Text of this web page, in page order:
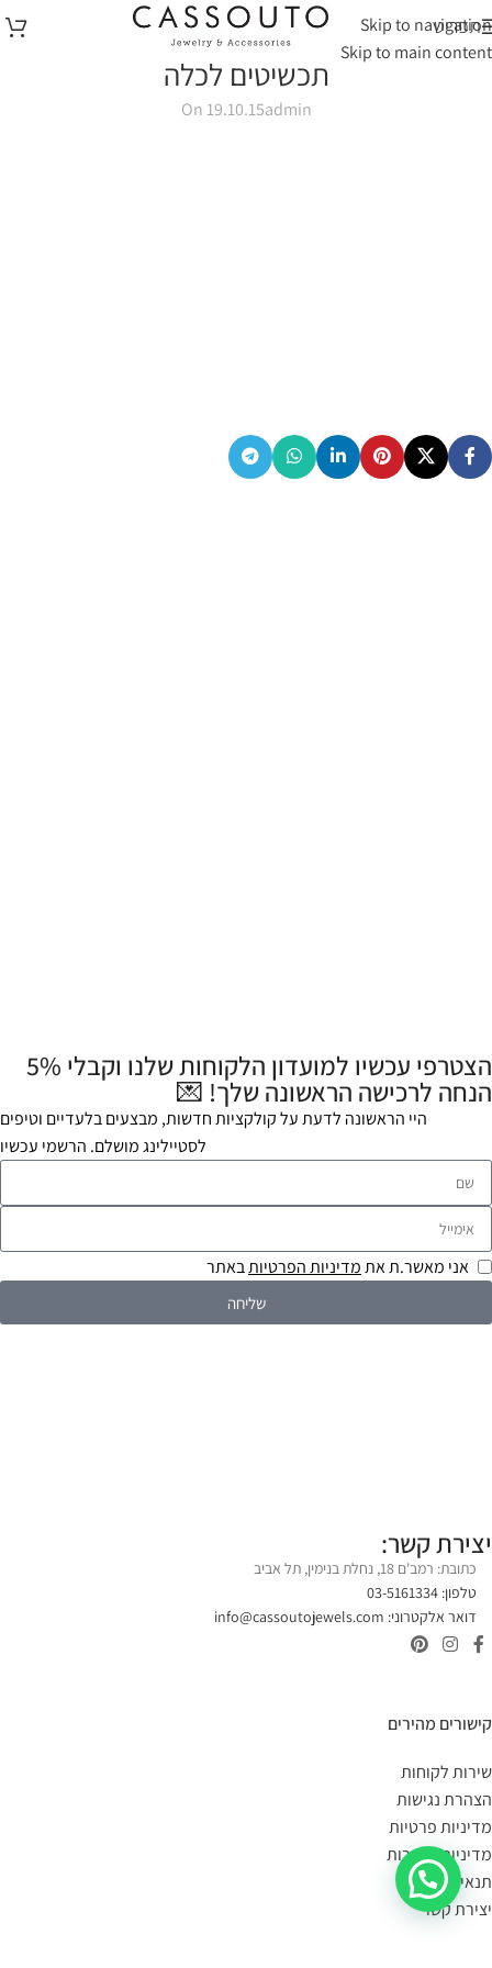
Skip to navigation
Skip to main content
תפריט
תכשיטים לכלה
admin
On 19.10.15
הצטרפי עכשיו למועדון הלקוחות שלנו וקבלי 5%
הנחה לרכישה הראשונה שלך! 💌
היי הראשונה לדעת על קולקציות חדשות, מבצעים בלעדיים וטיפים
לסטיילינג מושלם. הרשמי עכשיו
אני מאשר.ת אתמדיניות הפרטיותבאתר
שליחה
יצירת קשר:
כתובת: רמב'ם 18, נחלת בנימין, תל אביב
טלפון: 03-5161334
דואר אלקטרוני: info@cassoutojewels.com
קישורים מהירים
שירות לקוחות
הצהרת נגישות
מדיניות פרטיות
מדיניות החזרות
תנאי שימוש
יצירת קשר